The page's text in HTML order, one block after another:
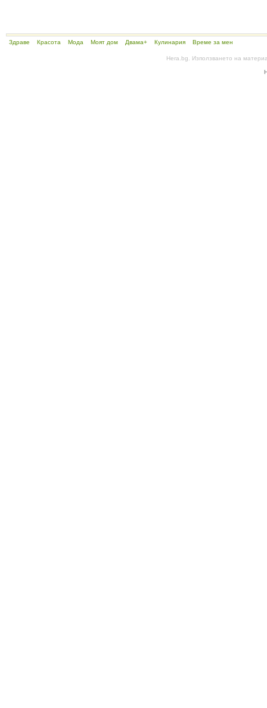
Здраве Красота Мода Моят дом Двама+ Кулинария Време за мен
Hera.bg. Използването на